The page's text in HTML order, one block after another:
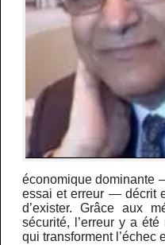
économique dominante
essai et erreur — décrit
d’exister. Grâce aux
sécurité, l’erreur y a
qui transforment l’échec